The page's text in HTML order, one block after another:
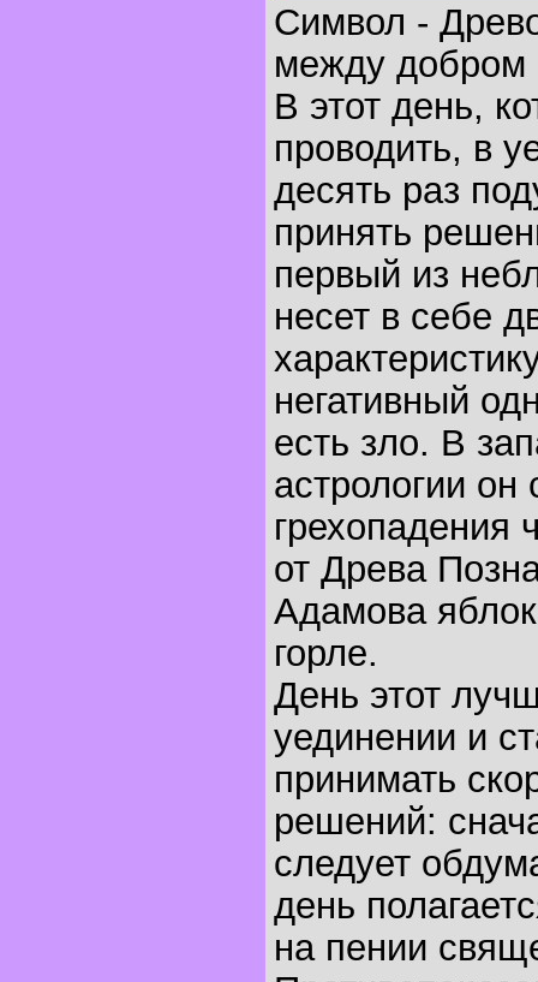
Символ -
между добром
В этот день,
проводить, в
десять раз
принять
первый из
несет в себе
негативный
есть зло. В
астрологии он
грехопадения
от Древа
Адамова
горле.
День этот
уединении и
принимать
решений:
следует
день
на пении